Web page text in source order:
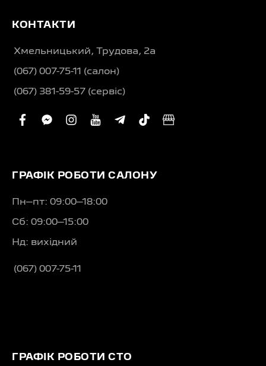
КОНТАКТИ
Хмельницький, Трудова, 2а
(067) 007-75-11 (салон)
(067) 381-59-57 (сервіс)
facebook
facebook-
instagram
youtube
telegram-
tiktokbusiness
ГРАФІК РОБОТИ САЛОНУ
Пн–пт: 09:00–18:00
Сб: 09:00–15:00
Нд: вихідний
(067) 007-75-11
ГРАФІК РОБОТИ СТО